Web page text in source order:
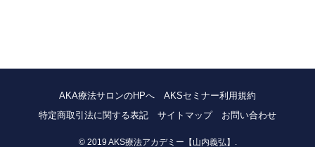
AKA療法サロンのHPへ
AKSセミナー利用規約
特定商取引法に関する表記
サイトマップ お問い合わせ
©2019 AKS療法アカデミー【山内義弘】.